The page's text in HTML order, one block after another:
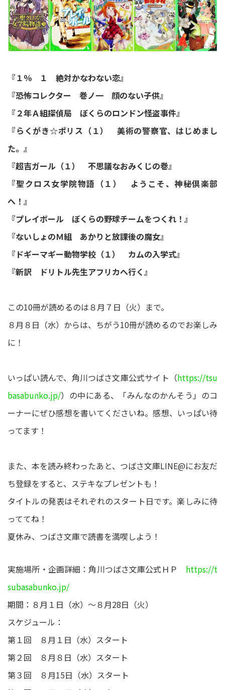
『１％ １ 絶対かなわない恋』
『恐怖コレクター 巻ノ一 顔のない子供』
『２年Ａ組探偵局 ぼくらのロンドン怪盗事件』
『らくがき☆ポリス（１） 美術の警察官、はじめまし
た。』
『超吉ガール（１） 不思議なおみくじの巻』
『聖クロス女学院物語（１） ようこそ、神秘倶楽部
へ！』
『プレイボール ぼくらの野球チームをつくれ！』
『ないしょのＭ組 あかりと放課後の魔女』
『ドギーマギー動物学校（１） カムの入学式』
『新訳 ドリトル先生アフリカへ行く』
この10冊が読めるのは８月７日（火）まで。
８月８日（水）からは、ちがう10冊が読めるのでお楽しみ
に！
いっぱい読んで、角川つばさ文庫公式サイト（https://tsu
basabunko.jp/）の中にある、「みんなのかんそう」のコ
ーナーにぜひ感想を書いてくださいね。感想、いっぱい待
ってます！
また、本を読み終わったあと、つばさ文庫LINE@にお友だ
ち登録をすると、ステキなプレゼントも！
タイトルの発表はそれぞれのスタート日です。楽しみに待
っててね！
夏休み、つばさ文庫で読書を満喫しよう！
実施場所・企画詳細：角川つばさ文庫公式ＨＰ https://t
subasabunko.jp/
期間：８月１日（水）～８月28日（火）
スケジュール：
第１回 ８月１日（水）スタート
第２回 ８月８日（水）スタート
第３回 ８月15日（水）スタート